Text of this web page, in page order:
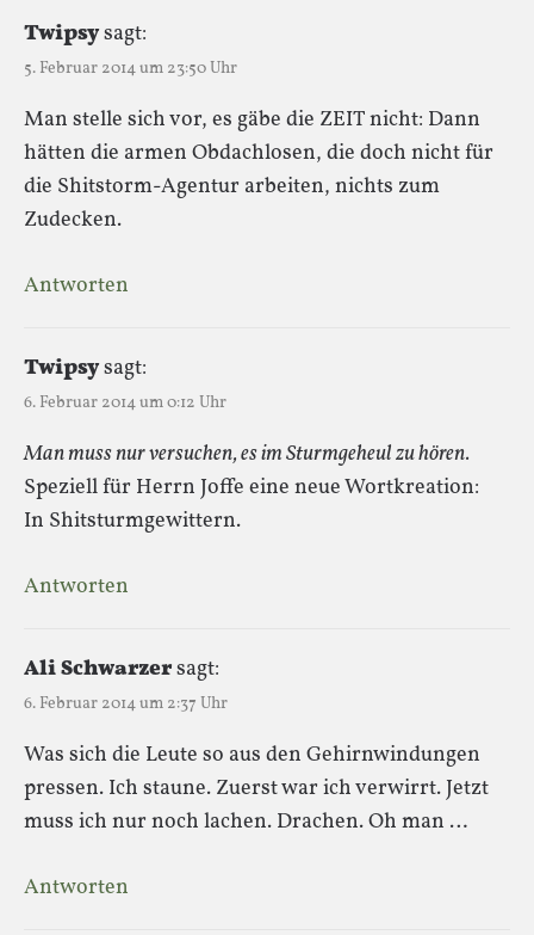
Twipsysagt:
5. Februar 2014 um 23:50 Uhr
Man stelle sich vor, es gäbe die ZEIT nicht: Dann
hätten die armen Obdachlosen, die doch nicht für
die Shitstorm-Agentur arbeiten, nichts zum
Zudecken.
Antworten
Twipsysagt:
6. Februar 2014 um 0:12 Uhr
Man muss nur versuchen, es im Sturmgeheul zu hören.
Speziell für Herrn Joffe eine neue Wortkreation:
In Shitsturmgewittern.
Antworten
Ali Schwarzersagt:
6. Februar 2014 um 2:37 Uhr
Was sich die Leute so aus den Gehirnwindungen
pressen. Ich staune. Zuerst war ich verwirrt. Jetzt
muss ich nur noch lachen. Drachen. Oh man …
Antworten